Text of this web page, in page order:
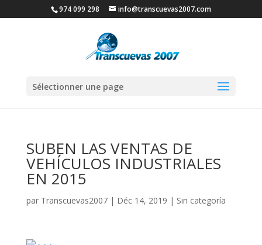
974 099 298 info@transcuevas2007.com
Sélectionner une page
SUBEN LAS VENTAS DE
VEHÍCULOS INDUSTRIALES
EN 2015
par Transcuevas2007| Déc 14, 2019 | Sin categoría